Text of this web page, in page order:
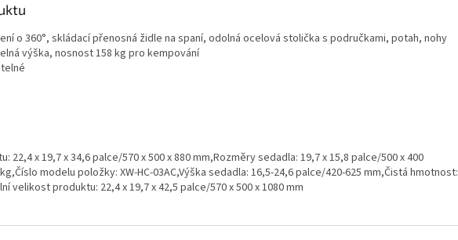
o 360°, skládací přenosná židle na spaní, odolná ocelová stolička s područkami, potah, nohy
výška, nosnost 158 ​​kg pro kempování
22,4 x 19,7 x 34,6 palce/570 x 500 x 880 mm,Rozměry sedadla: 19,7 x 15,8 palce/500 x 400
modelu položky: XW-HC-03AC,Výška sedadla: 16,5-24,6 palce/420-625 mm,Čistá hmotnost:
velikost produktu: 22,4 x 19,7 x 42,5 palce/570 x 500 x 1080 mm